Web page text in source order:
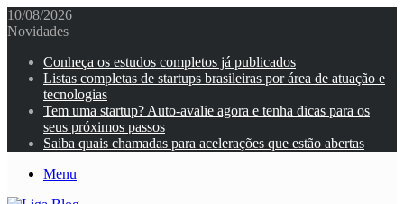
10/08/2026
Novidades
Conheça os estudos completos já publicados
Listas completas de startups brasileiras por área de atuação e
tecnologias
Tem uma startup? Auto-avalie agora e tenha dicas para os
seus próximos passos
Saiba quais chamadas para acelerações que estão abertas
Menu